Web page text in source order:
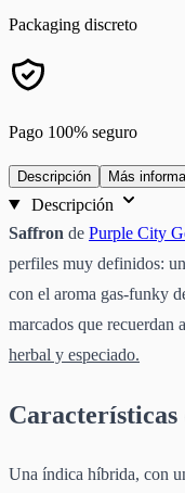
Packaging discreto
Pago 100% seguro
Descripción Más
Descripción
Saffron de Purple City
perfiles muy definidos:
con el aroma gas-funky
marcados que recuerdan a
herbal y especiado.
Características
Una índica híbrida, con